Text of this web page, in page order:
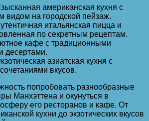
американская кухня с
видом на городской пейзаж.
итальянская пицца и
по секретным рецептам.
кафе с традиционными
десертами.
азиатская кухня с
вкусов.
попробовать разнообразные
Манхэттена и окунуться в
его ресторанов и кафе. От
кухни до экзотических вкусов